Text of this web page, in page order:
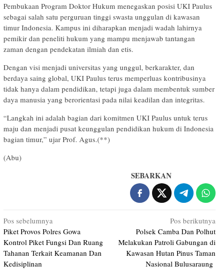
Pembukaan Program Doktor Hukum menegaskan posisi UKI Paulus
sebagai salah satu perguruan tinggi swasta unggulan di kawasan
timur Indonesia. Kampus ini diharapkan menjadi wadah lahirnya
pemikir dan peneliti hukum yang mampu menjawab tantangan
zaman dengan pendekatan ilmiah dan etis.
Dengan visi menjadi universitas yang unggul, berkarakter, dan
berdaya saing global, UKI Paulus terus memperluas kontribusinya
tidak hanya dalam pendidikan, tetapi juga dalam membentuk sumber
daya manusia yang berorientasi pada nilai keadilan dan integritas.
“Langkah ini adalah bagian dari komitmen UKI Paulus untuk terus
maju dan menjadi pusat keunggulan pendidikan hukum di Indonesia
bagian timur,” ujar Prof. Agus.(**)
(Abu)
SEBARKAN
Navigasi
pos
Pos sebelumnya
Piket Provos Polres Gowa
Kontrol Piket Fungsi Dan Ruang
Tahanan Terkait Keamanan Dan
Kedisiplinan
Pos berikutnya
Polsek Camba Dan Polhut
Melakukan Patroli Gabungan di
Kawasan Hutan Pinus Taman
Nasional Bulusaraung